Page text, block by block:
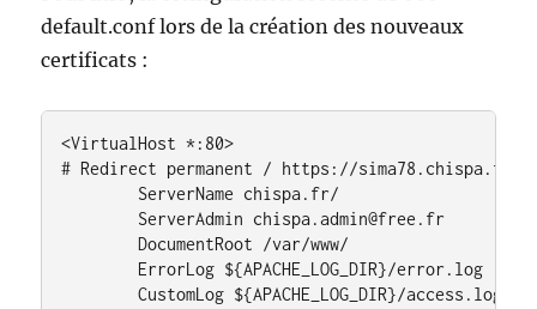
default.conf lors de la création des nouveaux
certificats :
<VirtualHost *:80>
# Redirect permanent / https://sima78.chispa.fr/
ServerName chispa.fr/
ServerAdmin chispa.admin@free.fr
DocumentRoot /var/www/
ErrorLog ${APACHE_LOG_DIR}/error.log
CustomLog ${APACHE_LOG_DIR}/access.log